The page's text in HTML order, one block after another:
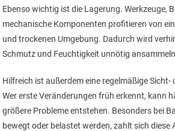
Ebenso wichtig ist die Lagerung. Werkzeuge,
mechanische Komponenten profitieren von
und trockenen Umgebung. Dadurch wird
Schmutz und Feuchtigkeit unnötig
Hilfreich ist außerdem eine regelmäßige
Wer erste Veränderungen früh erkennt, kann
größere Probleme entstehen. Besonders bei
bewegt oder belastet werden, zahlt sich diese